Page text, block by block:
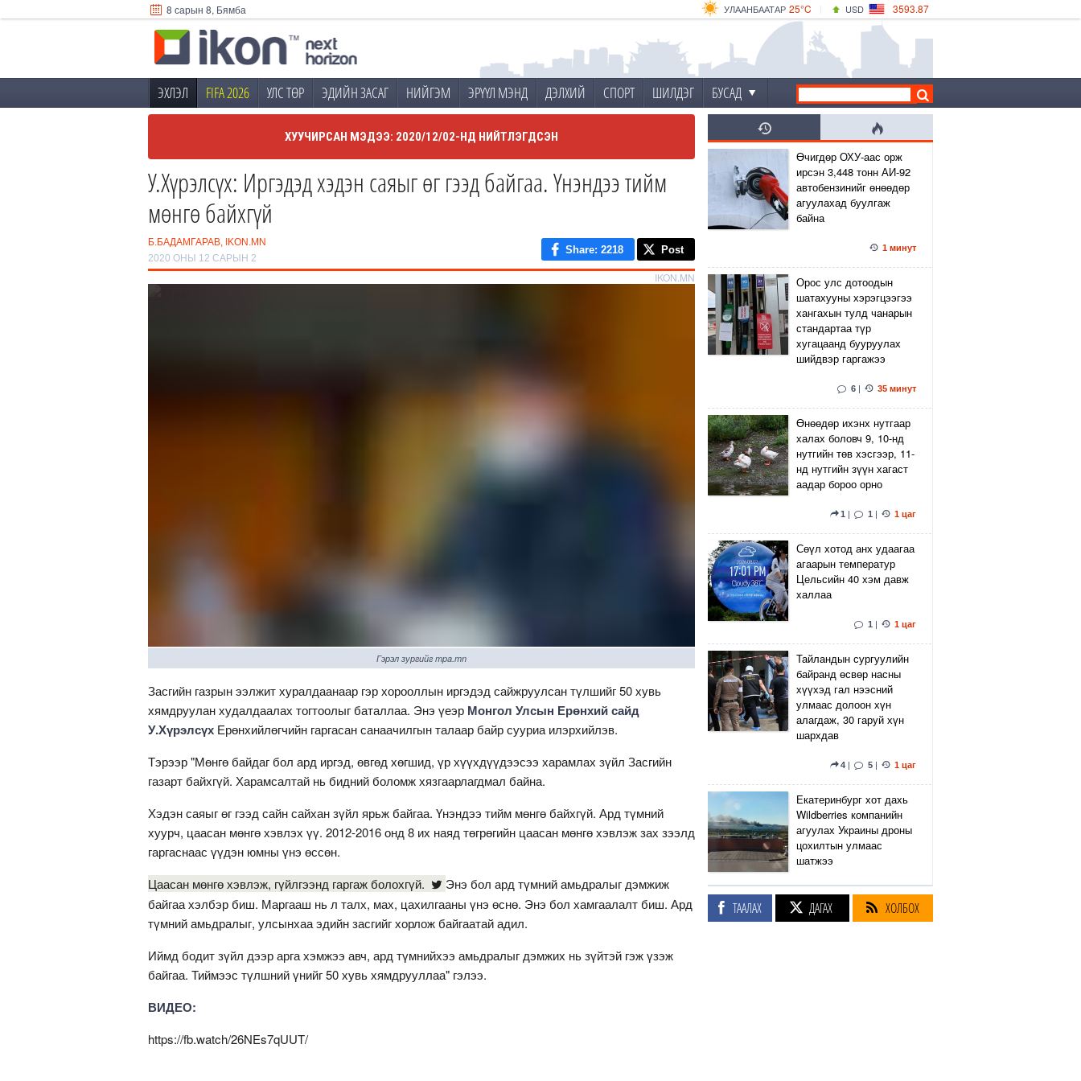
8 сарын 8, Бямба 25°C
УЛААНБААТАР
30°C
ДАРХАН
25°C
ЭРДЭНЭТ
USD 3593.87
4141.04
ЭХЛЭЛ FIFA 2026 УЛС ТӨР ЭДИЙН ЗАСАГ НИЙГЭМ ЭРҮҮЛ МЭНД ДЭЛХИЙ СПОРТ ШИЛДЭГ БУСАД
ХУУЧИРСАН МЭДЭЭ: 2020/12/02-НД НИЙТЛЭГДСЭН
У.Хүрэлсүх: Иргэдэд хэдэн саяыг өг гээд байгаа. Үнэндээ тийм
мөнгө байхгүй
Б.БАДАМГАРАВ, IKON.MN
2020 ОНЫ 12 САРЫН 2
Share: 2218 Post
IKON.MN
Гэрэл зургийг mpa.mn
Засгийн газрын ээлжит хуралдаанаар гэр хорооллын иргэдэд сайжруулсан түлшийг 50 хувь
хямдруулан худалдаалах тогтоолыг баталлаа. Энэ үеэр Монгол Улсын Ерөнхий сайд
У.Хүрэлсүх Ерөнхийлөгчийн гаргасан санаачилгын талаар байр сууриа илэрхийлэв.
Тэрээр "Мөнгө байдаг бол ард иргэд, өвгөд хөгшид, үр хүүхдүүдээсээ харамлах зүйл Засгийн
газарт байхгүй. Харамсалтай нь бидний боломж хязгаарлагдмал байна.
Хэдэн саяыг өг гээд сайн сайхан зүйл ярьж байгаа. Үнэндээ тийм мөнгө байхгүй. Ард түмний
хуурч, цаасан мөнгө хэвлэх үү. 2012-2016 онд 8 их наяд төгрөгийн цаасан мөнгө хэвлэж зах зээлд
гаргаснаас үүдэн юмны үнэ өссөн.
Цаасан мөнгө хэвлэж, гүйлгээнд гаргаж болохгүй.
Энэ бол ард түмний амьдралыг дэмжиж
байгаа хэлбэр биш. Маргааш нь л талх, мах, цахилгааны үнэ өснө. Энэ бол хамгаалалт биш. Ард
түмний амьдралыг, улсынхаа эдийн засгийг хорлож байгаатай адил.
Иймд бодит зүйл дээр арга хэмжээ авч, ард түмнийхээ амьдралыг дэмжих нь зүйтэй гэж үзэж
байгаа. Тиймээс түлшний үнийг 50 хувь хямдрууллаа" гэлээ.
ВИДЕО:
https://fb.watch/26NEs7qUUT/
Өчигдөр ОХУ-аас орж
ирсэн 3,448 тонн АИ-92
автобензинийг өнөөдөр
агуулахад буулгаж
байна
1 минут
Орос улс дотоодын
шатахууны хэрэгцээгээ
хангахын тулд чанарын
стандартаа түр
хугацаанд бууруулах
шийдвэр гаргажээ
6 | 35 минут
Өнөөдөр ихэнх нутгаар
халах боловч 9, 10-нд
нутгийн төв хэсгээр, 11-
нд нутгийн зүүн хагаст
аадар бороо орно
1 | 1 | 1 цаг
Сөүл хотод анх удаагаа
агаарын температур
Цельсийн 40 хэм давж
халлаа
1 | 1 цаг
Тайландын сургуулийн
байранд өсвөр насны
хүүхэд гал нээсний
улмаас долоон хүн
алагдаж, 30 гаруй хүн
шархдав
4 | 5 | 1 цаг
Екатеринбург хот дахь
Wildberries компанийн
агуулах Украины дроны
цохилтын улмаас
шатжээ
Элэгний өөхлөлт
ТААЛАХ ДАГАХ ХОЛБОХ